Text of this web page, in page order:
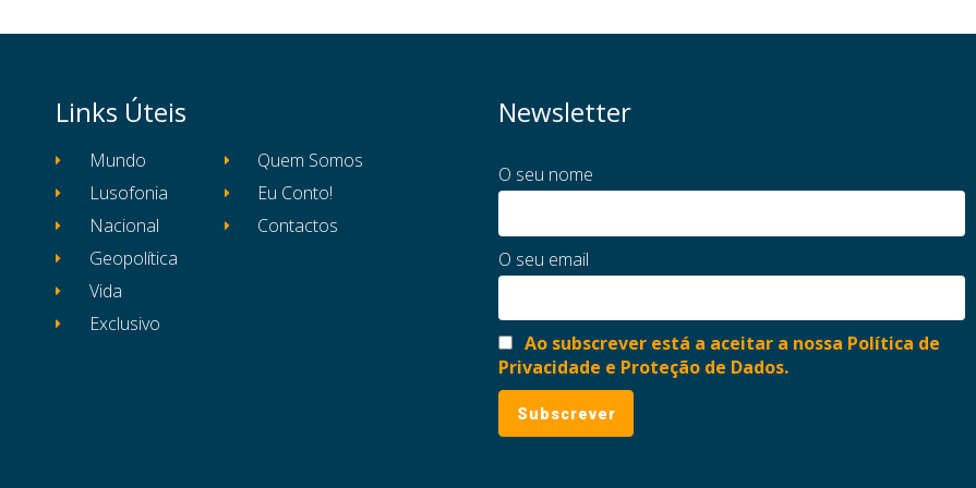
Links Úteis
Mundo
Lusofonia
Nacional
Geopolítica
Vida
Exclusivo
Quem Somos
Eu Conto!
Contactos
Newsletter
O seu nome
O seu email
Ao subscrever está a aceitar a nossa Política de
Privacidade e Proteção de Dados.